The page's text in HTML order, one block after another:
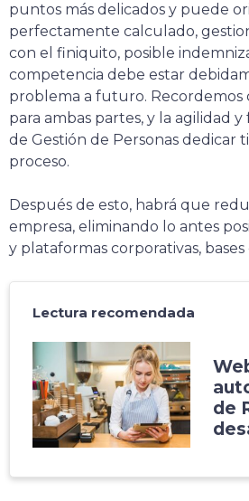
puntos más delicados y puede
perfectamente calculado,
con el finiquito, posible
competencia debe estar
problema a futuro. Recordemos
para ambas partes, y la agilidad
de Gestión de Personas dedicar
proceso.
Después de esto, habrá que
empresa, eliminando lo antes
y plataformas corporativas,
Lectura recomendada
de